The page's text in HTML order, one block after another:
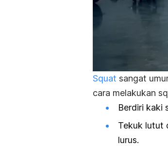
Squat sangat
cara melakukan
Berdiri kaki
Tekuk lutut
lurus.